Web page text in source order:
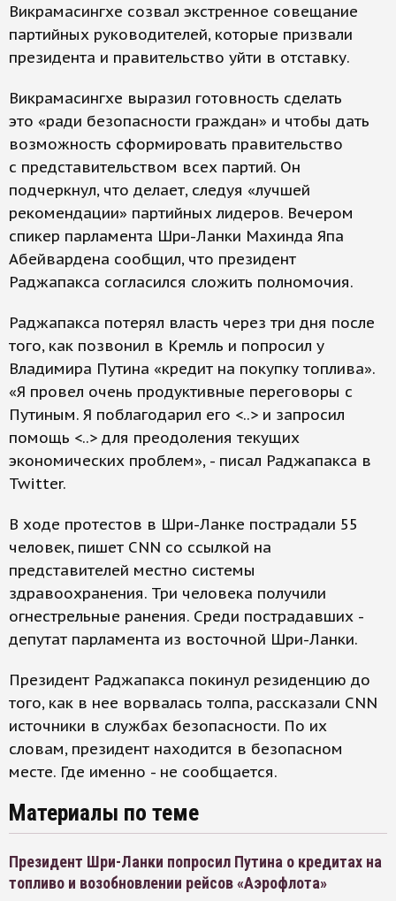
Викрамасингхе созвал экстренное совещание
партийных руководителей, которые призвали
президента и правительство уйти в отставку.
Викрамасингхе выразил готовность сделать
это «ради безопасности граждан» и чтобы дать
возможность сформировать правительство
с представительством всех партий. Он
подчеркнул, что делает, следуя «лучшей
рекомендации» партийных лидеров. Вечером
спикер парламента Шри-Ланки Махинда Япа
Абейвардена сообщил, что президент
Раджапакса согласился сложить полномочия.
Раджапакса потерял власть через три дня после
того, как позвонил в Кремль и попросил у
Владимира Путина «кредит на покупку топлива».
«Я провел очень продуктивные переговоры с
Путиным. Я поблагодарил его <..> и запросил
помощь <..> для преодоления текущих
экономических проблем», - писал Раджапакса в
Twitter.
В ходе протестов в Шри-Ланке пострадали 55
человек, пишет CNN со ссылкой на
представителей местно системы
здравоохранения. Три человека получили
огнестрельные ранения. Среди пострадавших -
депутат парламента из восточной Шри-Ланки.
Президент Раджапакса покинул резиденцию до
того, как в нее ворвалась толпа, рассказали CNN
источники в службах безопасности. По их
словам, президент находится в безопасном
месте. Где именно - не сообщается.
Материалы по теме
Президент Шри-Ланки попросил Путина о кредитах на
топливо и возобновлении рейсов «Аэрофлота»